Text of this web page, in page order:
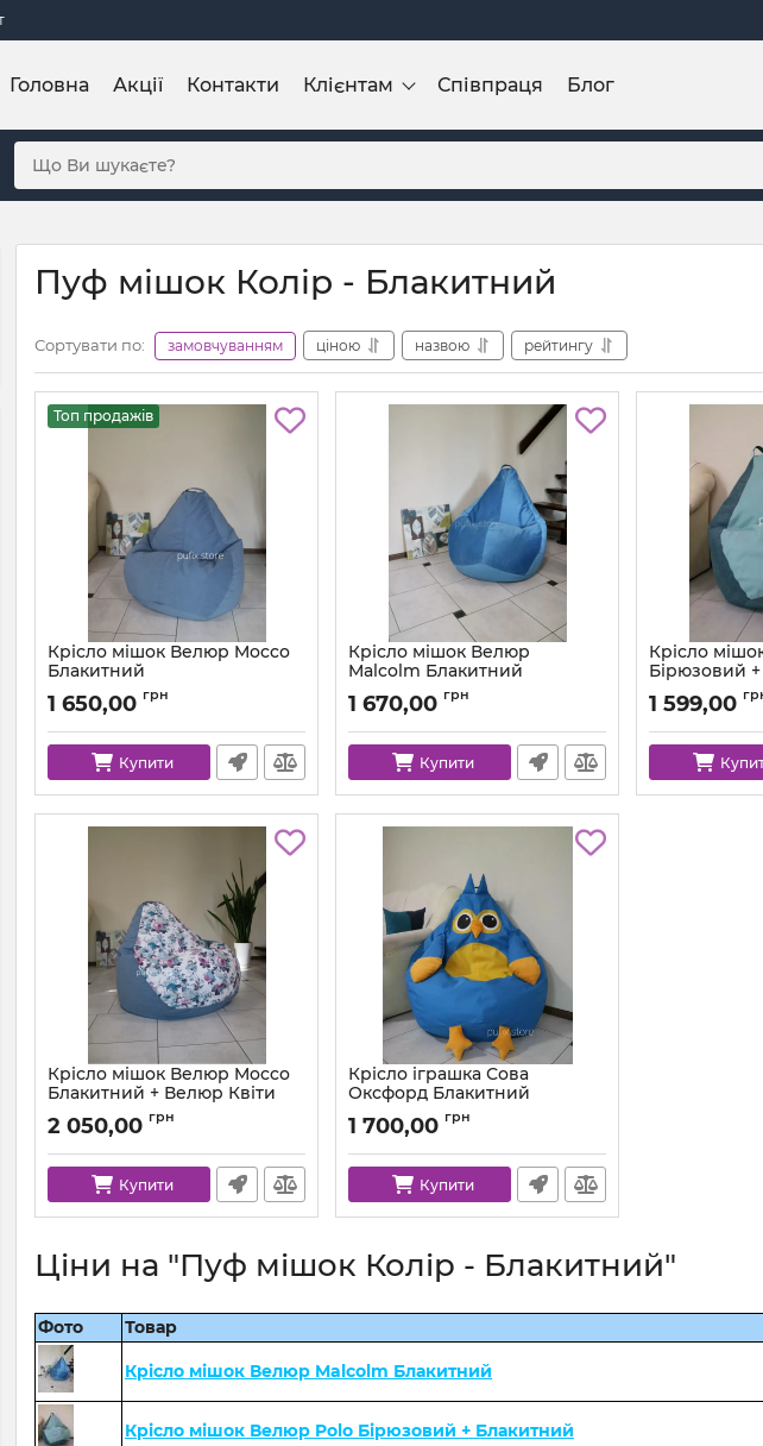
Головна Акції Контакти Клієнтам Співпраця Блог
Пуф мішок Колір - Блакитний
Сортувати по: замовчуванням ціною назвою рейтингу
Топ продажів
Крісло мішок Велюр Mocco
Блакитний
Артикул: km-mocco-82-l
1 650,00 грн
Купити
Крісло мішок Велюр
Malcolm Блакитний
Артикул: km-malcolm-29-l
1 670,00 грн
Купити
Крісло
Бірюзовий
Артикул: km-
1 599,00
Крісло мішок Велюр Mocco
Блакитний + Велюр Квіти
Артикул: km-mocco-82-katania-1-l
2 050,00 грн
Купити
Крісло іграшка Сова
Оксфорд Блакитний
Артикул: k-owl-208-111-l
1 700,00 грн
Купити
Ціни на "Пуф мішок Колір - Блакитний"
Фото Товар
Крісло мішок Велюр Malcolm Блакитний
Крісло мішок Велюр Polo Бірюзовий + Блакитний